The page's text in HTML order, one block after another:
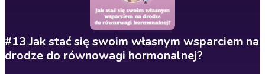
#13 Jak stać się swoim własnym wsparciem na
drodze do równowagi hormonalnej?